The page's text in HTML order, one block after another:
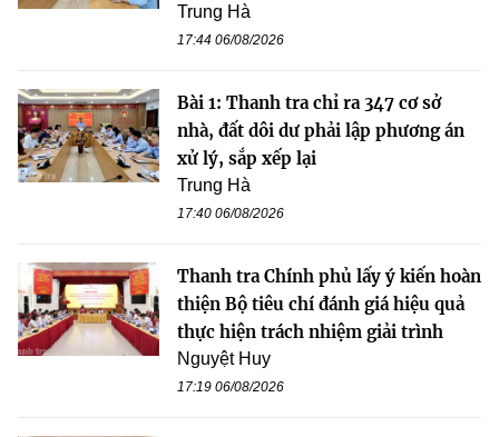
Trung Hà
17:44 06/08/2026
Bài 1: Thanh tra chỉ ra 347 cơ sở
nhà, đất dôi dư phải lập phương án
xử lý, sắp xếp lại
Trung Hà
17:40 06/08/2026
Thanh tra Chính phủ lấy ý kiến hoàn
thiện Bộ tiêu chí đánh giá hiệu quả
thực hiện trách nhiệm giải trình
Nguyệt Huy
17:19 06/08/2026